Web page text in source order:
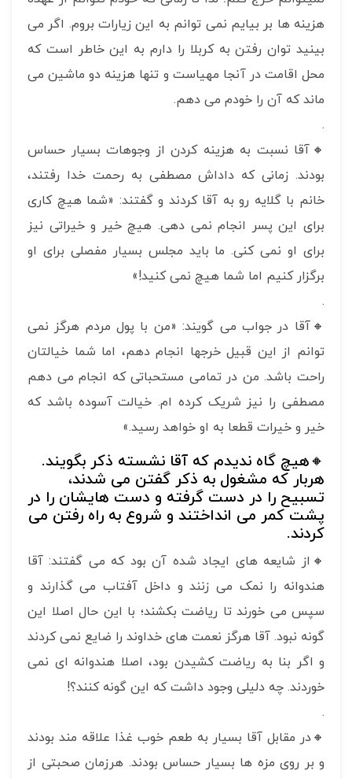
هزینه ها بر بیایم نمی توانم به این زیارات بروم. اگر می
بینید توان رفتن به کربلا را دارم به این خاطر است که
محل اقامت در آنجا مهیاست و تنها هزینه دو ماشین می
ماند که آن را خودم می دهم.
.
🔸آقا نسبت به هزینه کردن از وجوهات بسیار حساس
بودند. زمانی که داداش مصطفی به رحمت خدا رفتند،
خانم با گلایه رو به آقا کردند و گفتند: «شما هیچ کاری
برای این پسر انجام نمی دهی. هیچ خیر و خیراتی نیز
برای او نمی کنی. ما باید مجلس بسیار مفصلی برای او
برگزار کنیم اما شما هیچ نمی کنید!»
.
🔸آقا در جواب می گویند: «من با پول مردم هرگز نمی
توانم از این قبیل خرجها انجام دهم، اما شما خیالتان
راحت باشد. من در تمامی مستحباتی که انجام می دهم
مصطفی را نیز شریک کرده ام. خیالت آسوده باشد که
خیر و خیرات قطعا به او خواهد رسید.»
🔸هیچ گاه ندیدم که آقا نشسته ذکر بگویند.
هربار که مشغول به ذکر گفتن می شدند،
تسبیح را در دست گرفته و دست هایشان را در
پشت کمر می انداختند و شروع به راه رفتن می
کردند.
🔸از شایعه های ایجاد شده آن بود که می گفتند: آقا
هندوانه را نمک می زنند و داخل آفتاب می گذارند و
سپس می خورند تا ریاضت بکشند؛ با این حال اصلا این
گونه نبود. آقا هرگز نعمت های خداوند را ضایع نمی کردند
و اگر بنا به ریاضت کشیدن بود، اصلا هندوانه ای نمی
خوردند. چه دلیلی وجود داشت که این گونه کنند؟!
.
🔸در مقابل آقا بسیار به طعم خوب غذا علاقه مند بودند
و بر روی مزه ها بسیار حساس بودند. هرزمان صحبتی از